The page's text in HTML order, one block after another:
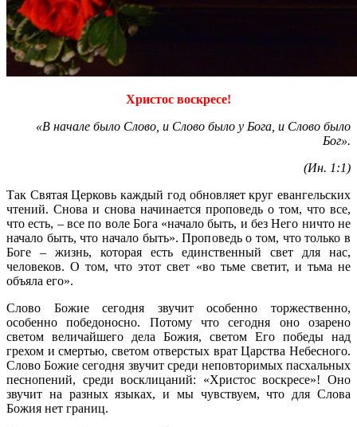
Христос воскресе!
«В начале было Слово, и Слово было у Бога, и Слово было
Бог».
(Ин. 1:1)
Так Святая Церковь каждый год обновляет круг евангельских
чтений. Снова и снова начинается проповедь о том, что все,
что есть, – все по воле Бога «начало быть, и без Него ничто не
начало быть, что начало быть». Проповедь о том, что только в
Боге – жизнь, которая есть единственный свет для нас,
человеков. О том, что этот свет «во тьме светит, и тьма не
объяла его».
Слово Божие сегодня звучит особенно торжественно,
особенно победоносно. Потому что сегодня оно озарено
светом величайшего дела Божия, светом Его победы над
грехом и смертью, светом отверстых врат Царства Небесного.
Слово Божие сегодня звучит среди неповторимых пасхальных
песнопений, среди восклицаний: «Христос воскресе»! Оно
звучит на разных языках, и мы чувствуем, что для Слова
Божия нет границ.